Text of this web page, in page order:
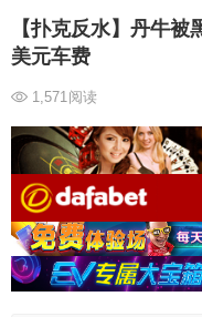
【扑克反水】丹牛
美元车费
1,571阅读